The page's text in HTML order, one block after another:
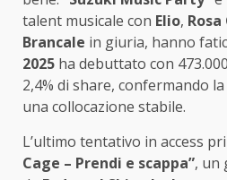
talent musicale con Elio,
Brancale in giuria, hanno
2025 ha debuttato con
2,4% di share, confermando
una collocazione stabile.
L’ultimo tentativo in access
Cage – Prendi e scappa”, un